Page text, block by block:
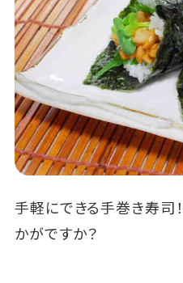
手軽にできる手巻き寿司
かがですか？